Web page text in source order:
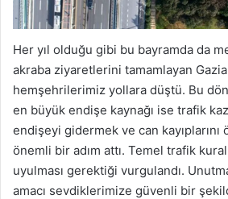
Her yıl olduğu gibi bu bayramda da
akraba ziyaretlerini tamamlayan
hemşehrilerimiz yollara düştü. Bu
en büyük endişe kaynağı ise trafik
endişeyi gidermek ve can kayıplarını
önemli bir adım attı. Temel trafik
uyulması gerektiği vurgulandı.
amacı sevdiklerimize güvenli bir